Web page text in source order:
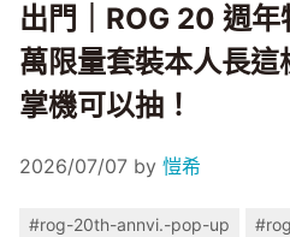
出門｜ROG 20 週
萬限量套裝本人長
掌機可以抽！
2026/07/07 by 愷希
#rog-20th-annvi.-pop-up #rog